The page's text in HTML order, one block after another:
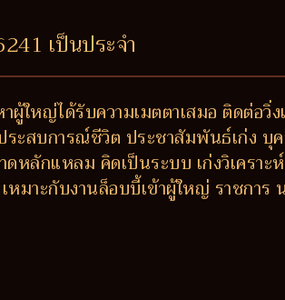
เป็นประจำ
ผู้ใหญ่ได้รับความเมตตาเสมอ ติดต่อ
ะสบการณ์ชีวิต ประชาสัมพันธ์เก่ง บุ
หลักแหลม คิดเป็นระบบ เก่งวิเคราะ
มาะกับงานล็อบบี้เข้าผู้ใหญ่ ราชการ